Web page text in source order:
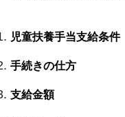
児童扶養手当支給条件
手続きの仕方
支給金額